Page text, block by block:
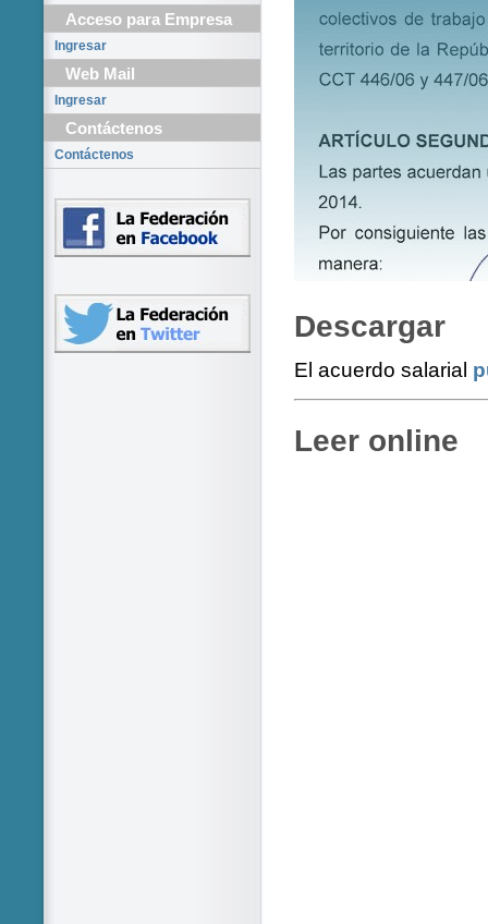
Acceso para Empresa
Ingresar
Web Mail
Ingresar
Contáctenos
Contáctenos
Descargar
El acuerdo salarial
Leer online